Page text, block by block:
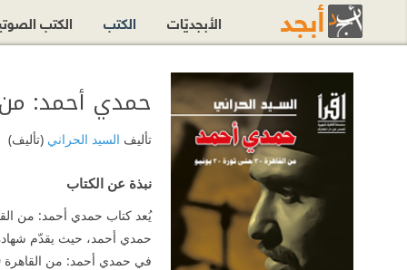
حمدي أحمد: من القاهرة 30
تأليف السيد الحراني(تأليف)
نبذة عن الكتاب
حمدي أحمد، حيث يقدّم
في حمدي أحمد: من القاهرة 30 حتى ثورة
الأبجديّات الكتب الكتب